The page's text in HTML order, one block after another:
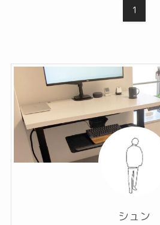
1
シュン